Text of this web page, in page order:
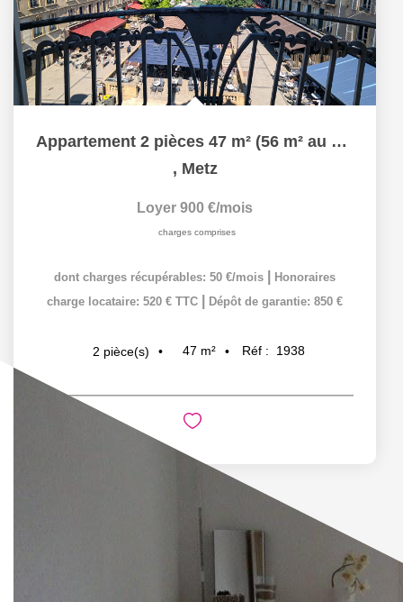
Appartement 2 pièces 47 m² (56 m² au sol) à louer à METZ...
, Metz
Loyer 900 €/mois
charges comprises
dont charges récupérables: 50 €/mois
Honoraires
charge locataire: 520 € TTC
Dépôt de garantie: 850 €
2 pièce(s) 47 m² Réf : 1938